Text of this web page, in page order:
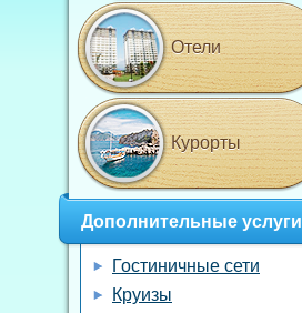
Отели
Курорты
Дополнительные услуги
Гостиничные сети
Круизы